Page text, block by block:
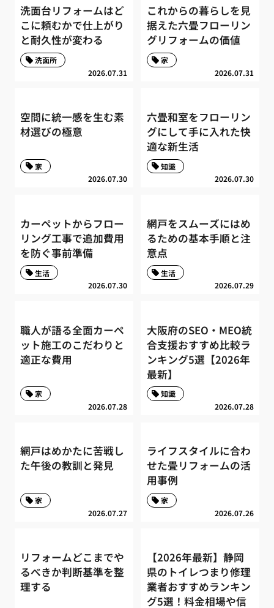
洗面台リフォームはど
こに頼むかで仕上がり
と耐久性が変わる
2026.07.31
洗面所
これからの暮らしを見
据えた六畳フローリン
グリフォームの価値
2026.07.31
家
空間に統一感を生む素
材選びの極意
2026.07.30
家
六畳和室をフローリン
グにして手に入れた快
適な新生活
2026.07.30
知識
カーペットからフロー
リング工事で追加費用
を防ぐ事前準備
2026.07.30
生活
網戸をスムーズにはめ
るための基本手順と注
意点
2026.07.29
生活
職人が語る全面カーペ
ット施工のこだわりと
適正な費用
2026.07.28
家
大阪府のSEO・MEO統
合支援おすすめ比較ラ
ンキング5選【2026年
最新】
2026.07.28
知識
網戸はめかたに苦戦し
た午後の教訓と発見
2026.07.27
家
ライフスタイルに合わ
せた畳リフォームの活
用事例
2026.07.26
家
リフォームどこまでや
るべきか判断基準を整
理する
【2026年最新】静岡
県のトイレつまり修理
業者おすすめランキン
グ5選！料金相場や信